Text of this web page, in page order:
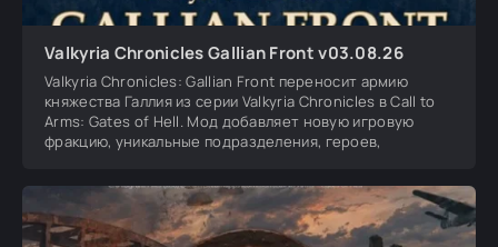
Valkyria Chronicles Gallian Front v03.08.26
Valkyria Chronicles: Gallian Front переносит армию
княжества Галлия из серии Valkyria Chronicles в Call to
Arms: Gates of Hell. Мод добавляет новую игровую
фракцию, уникальные подразделения, героев,